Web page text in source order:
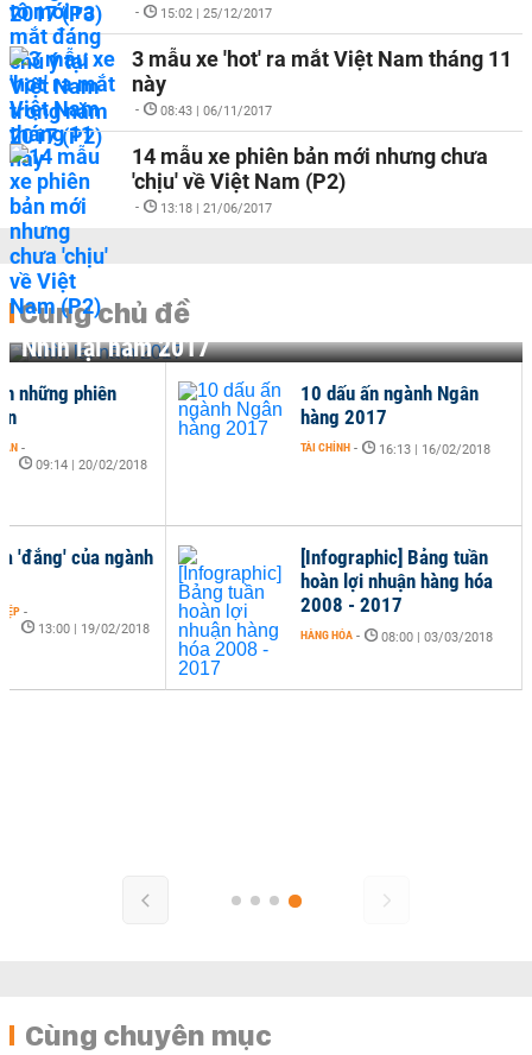
- 15:02 | 25/12/2017
3 mẫu xe 'hot' ra mắt Việt Nam tháng 11
này
- 08:43 | 06/11/2017
14 mẫu xe phiên bản mới nhưng chưa
'chịu' về Việt Nam (P2)
- 13:18 | 21/06/2017
Cùng chủ đề
Nhìn lại năm 2017
[Infographic] Bảng tuần
hoàn lợi nhuận hàng hóa
2008 - 2017
HÀNG HÓA - 08:00 | 03/03/2018
những phiên
-
09:14 | 20/02/2018
'đắng' của ngành
-
13:00 | 19/02/2018
10 dấu ấn ngành Ngân
hàng 2017
TÀI CHÍNH - 16:13 | 16/02/2018
Cùng chuyên mục